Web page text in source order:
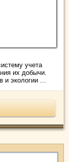
учета
их добычи.
экологии ...